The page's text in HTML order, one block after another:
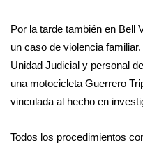
Por la tarde también en Bell
un caso de violencia
Unidad Judicial y personal
una motocicleta Guerrero
vinculada al hecho en
Todos los procedimientos